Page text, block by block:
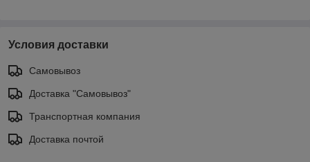
Условия доставки
Самовывоз
Доставка "Самовывоз"
Транспортная компания
Доставка почтой